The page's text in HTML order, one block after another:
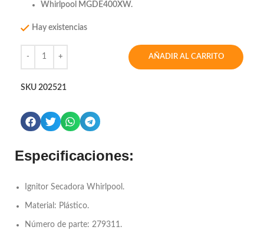
Whirlpool MGDE400XW.
Hay existencias
AÑADIR AL CARRITO
SKU 202521
Especificaciones:
Ignitor Secadora Whirlpool.
Material: Plástico.
Número de parte: 279311.